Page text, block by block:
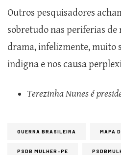
Outros pesquisadores
sobretudo nas periferias de
drama, infelizmente, muito
indigna e nos causa
Terezinha Nunes é
GUERRA BRASILEIRA MAPA
PSDB MULHER-PE